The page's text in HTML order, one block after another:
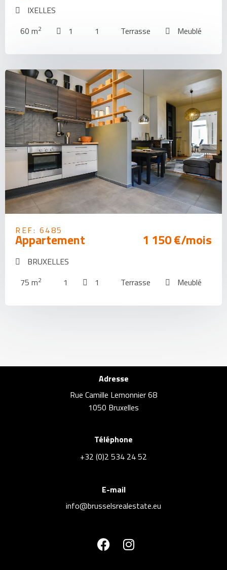
IXELLES
60 m2 1 1 Terrasse Meublé
REF: 6485
Appartement 1 150 €/mois
BRUXELLES
75 m2 1 1 Terrasse Meublé
Adresse
Rue Camille Lemonnier 68
1050 Bruxelles
Téléphone
+32 (0)2 534 24 52
E-mail
info@brusselsrealestate.eu